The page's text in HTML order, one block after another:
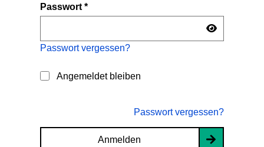
Passwort*
Passwort vergessen?
Angemeldet bleiben
Passwort vergessen?
Anmelden